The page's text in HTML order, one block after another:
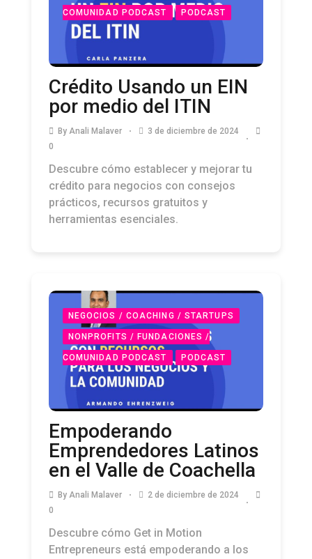
COMUNIDAD PODCAST PODCAST
Crédito Usando un EIN
por medio del ITIN
By Anali Malaver
3 de diciembre de 2024
0
Descubre cómo establecer y mejorar tu
crédito para negocios con consejos
prácticos, recursos gratuitos y
herramientas esenciales.
NEGOCIOS / COACHING / STARTUPS
NONPROFITS / FUNDACIONES /
COMUNIDAD PODCAST PODCAST
Empoderando
Emprendedores Latinos
en el Valle de Coachella
By Anali Malaver
2 de diciembre de 2024
0
Descubre cómo Get in Motion
Entrepreneurs está empoderando a los